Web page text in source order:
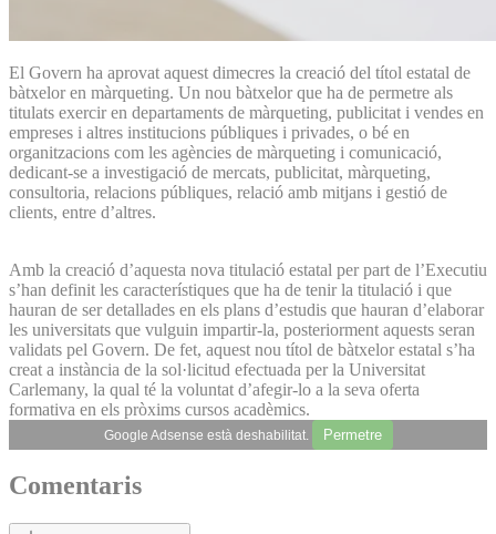
El Govern ha aprovat aquest dimecres la creació del títol estatal de
bàtxelor en màrqueting. Un nou bàtxelor que ha de permetre als
titulats exercir en departaments de màrqueting, publicitat i vendes en
empreses i altres institucions públiques i privades, o bé en
organitzacions com les agències de màrqueting i comunicació,
dedicant-se a investigació de mercats, publicitat, màrqueting,
consultoria, relacions públiques, relació amb mitjans i gestió de
clients, entre d’altres.
Amb la creació d’aquesta nova titulació estatal per part de l’Executiu
s’han definit les característiques que ha de tenir la titulació i que
hauran de ser detallades en els plans d’estudis que hauran d’elaborar
les universitats que vulguin impartir-la, posteriorment aquests seran
validats pel Govern. De fet, aquest nou títol de bàtxelor estatal s’ha
creat a instància de la sol·licitud efectuada per la Universitat
Carlemany, la qual té la voluntat d’afegir-lo a la seva oferta
formativa en els pròxims cursos acadèmics.
Google Adsense està deshabilitat. Permetre
Comentaris